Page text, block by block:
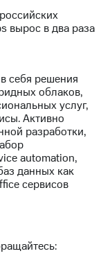
вырос в два раза
себя решения
облаков,
услуг,
Активно
разработки,
automation,
данных как
сервисов